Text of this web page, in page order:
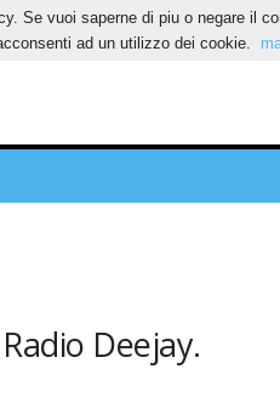
Deejay.
Se vuoi saperne di piu o negare il
ad un utilizzo dei cookie.